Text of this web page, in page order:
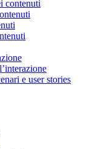
contenuti
e user stories